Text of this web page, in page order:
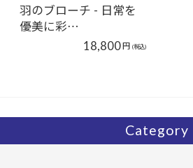
羽のブローチ - 日常を
優美に彩…
18,800円 (税込)
Category